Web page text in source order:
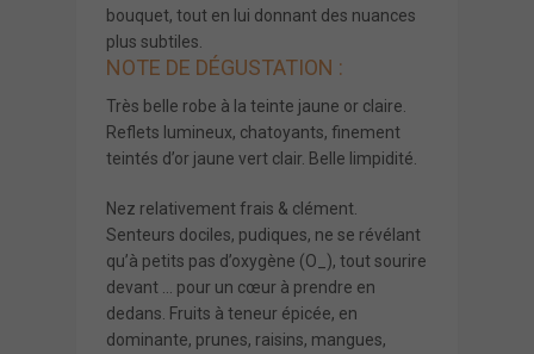
bouquet, tout en lui donnant des nuances
plus subtiles.
NOTE DE DÉGUSTATION :
Très belle robe à la teinte jaune or claire.
Reflets lumineux, chatoyants, finement
teintés d’or jaune vert clair. Belle limpidité.
Nez relativement frais & clément.
Senteurs dociles, pudiques, ne se révélant
qu’à petits pas d’oxygène (O_), tout sourire
devant … pour un cœur à prendre en
dedans. Fruits à teneur épicée, en
dominante, prunes, raisins, mangues,